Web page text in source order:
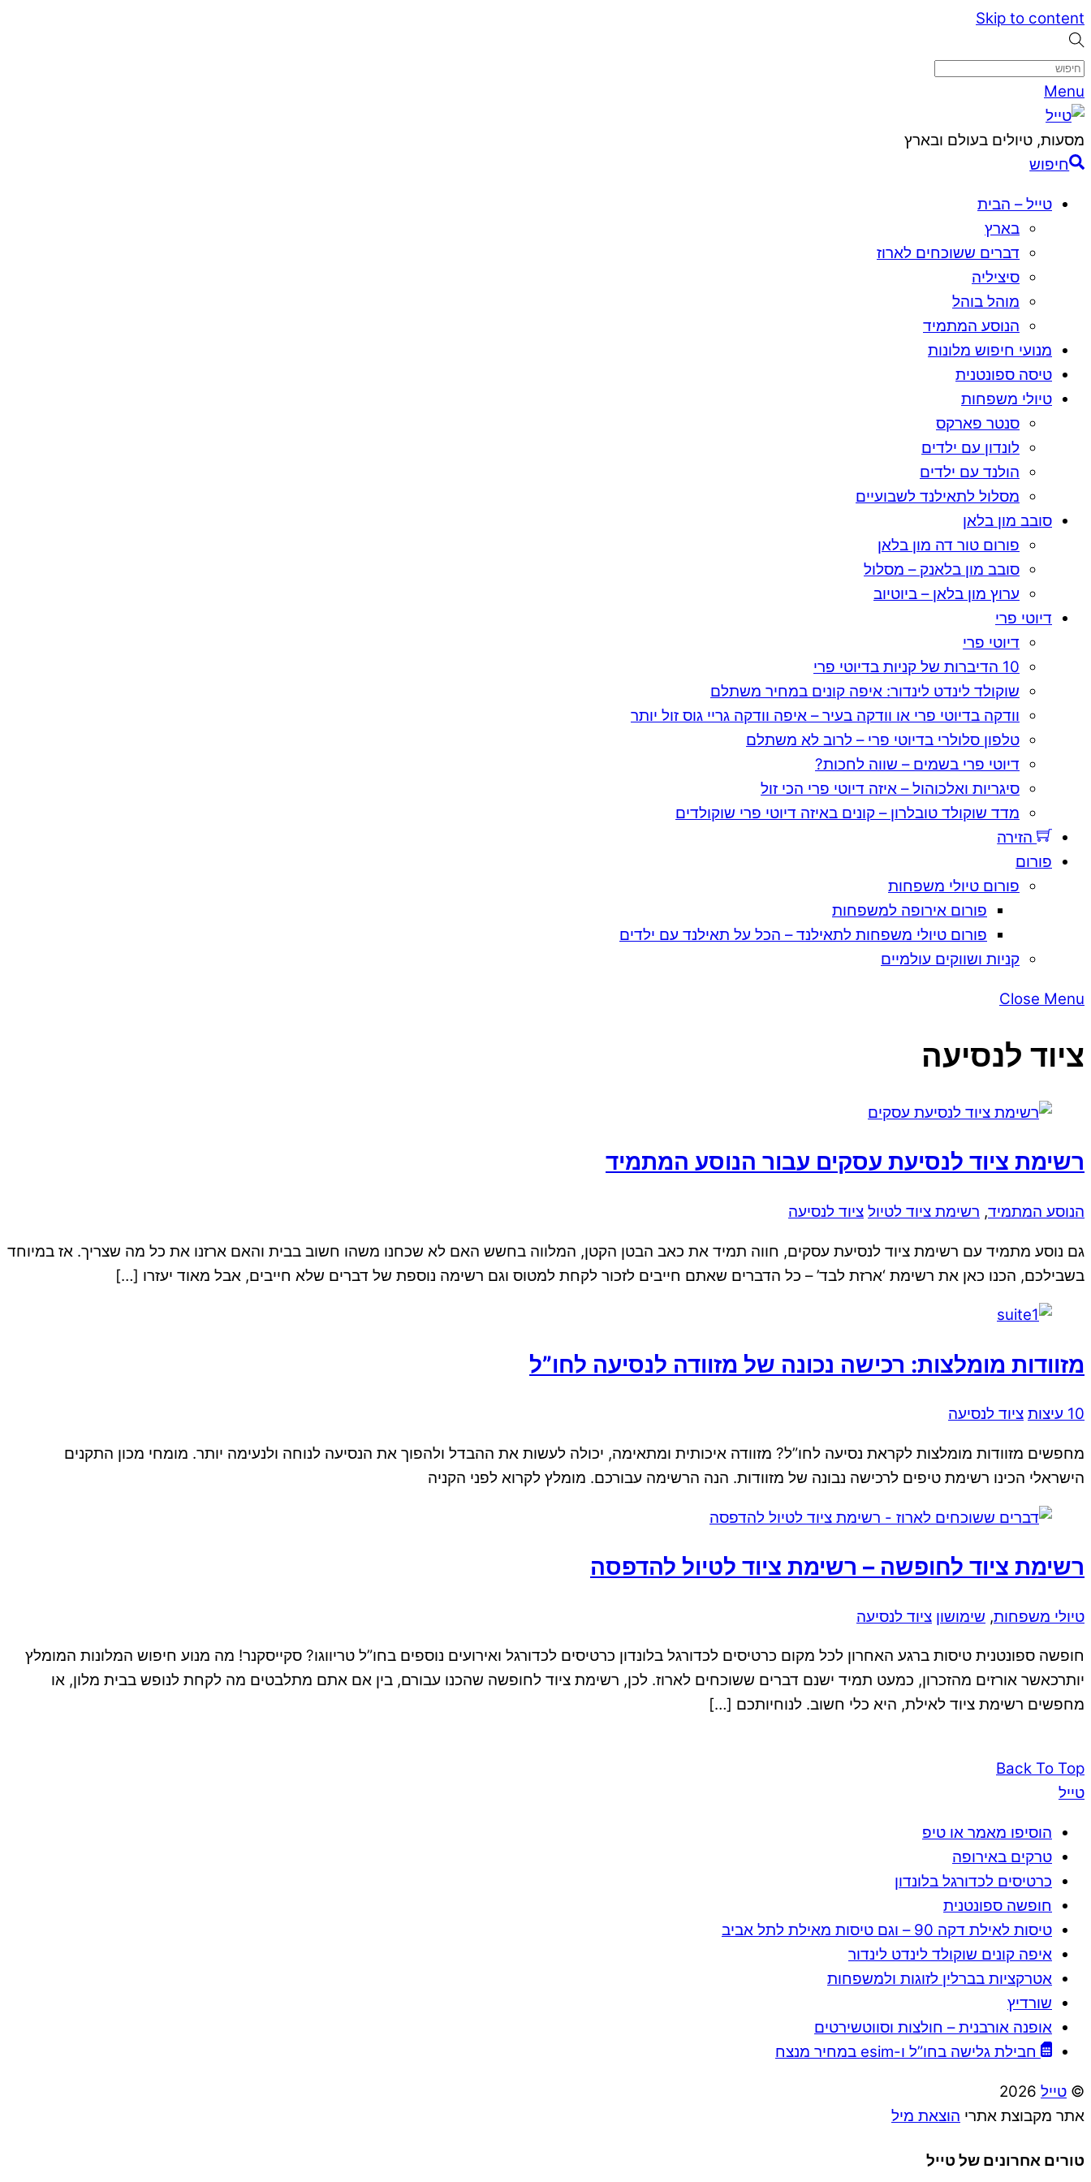
Skip to content
Menu
מסעות, טיולים בעולם ובארץ
חיפוש
טייל – הבית
בארץ
דברים ששוכחים לארוז
סיציליה
מוהל בוהל
הנוסע המתמיד
מנועי חיפוש מלונות
טיסה ספונטנית
טיולי משפחות
סנטר פארקס
לונדון עם ילדים
הולנד עם ילדים
מסלול לתאילנד לשבועיים
סובב מון בלאן
פורום טור דה מון בלאן
סובב מון בלאנק – מסלול
ערוץ מון בלאן – ביוטיוב
דיוטי פרי
דיוטי פרי
10 הדיברות של קניות בדיוטי פרי
שוקולד לינדט לינדור: איפה קונים במחיר משתלם
וודקה בדיוטי פרי או וודקה בעיר – איפה וודקה גריי גוס זול יותר
טלפון סלולרי בדיוטי פרי – לרוב לא משתלם
דיוטי פרי בשמים – שווה לחכות?
סיגריות ואלכוהול – איזה דיוטי פרי הכי זול
מדד שוקולד טובלרון – קונים באיזה דיוטי פרי שוקולדים
הזירה
פורום
פורום טיולי משפחות
פורום אירופה למשפחות
פורום טיולי משפחות לתאילנד – הכל על תאילנד עם ילדים
קניות ושווקים עולמיים
Close Menu
ציוד לנסיעה
רשימת ציוד לנסיעת עסקים עבור הנוסע המתמיד
הנוסע המתמיד, רשימת ציוד לטיול ציוד לנסיעה
גם נוסע מתמיד עם רשימת ציוד לנסיעת עסקים, חווה תמיד את כאב הבטן הקטן, המלווה בחשש האם לא שכחנו משהו חשוב בבית והאם ארזנו את כל מה שצריך. אז במיוחד
בשבילכם, הכנו כאן את רשימת ‘ארזת לבד’ – כל הדברים שאתם חייבים לזכור לקחת למטוס וגם רשימה נוספת של דברים שלא חייבים, אבל מאוד יעזרו […]
מזוודות מומלצות: רכישה נכונה של מזוודה לנסיעה לחו”ל
10 עיצות ציוד לנסיעה
מחפשים מזוודות מומלצות לקראת נסיעה לחו”ל? מזוודה איכותית ומתאימה, יכולה לעשות את ההבדל ולהפוך את הנסיעה לנוחה ולנעימה יותר. מומחי מכון התקנים
הישראלי הכינו רשימת טיפים לרכישה נבונה של מזוודות. הנה הרשימה עבורכם. מומלץ לקרוא לפני הקניה
רשימת ציוד לחופשה – רשימת ציוד לטיול להדפסה
טיולי משפחות, שימושון ציוד לנסיעה
חופשה ספונטנית טיסות ברגע האחרון לכל מקום כרטיסים לכדורגל בלונדון כרטיסים לכדורגל ואירועים נוספים בחו”ל טריווגו? סקייסקנר! מה מנוע חיפוש המלונות המומלץ
יותרכאשר אורזים מהזכרון, כמעט תמיד ישנם דברים ששוכחים לארוז. לכן, רשימת ציוד לחופשה שהכנו עבורם, בין אם אתם מתלבטים מה לקחת לנופש בבית מלון, או
מחפשים רשימת ציוד לאילת, היא כלי חשוב. לנוחיותכם […]
Back To Top
טייל
הוסיפו מאמר או טיפ
טרקים באירופה
כרטיסים לכדורגל בלונדון
חופשה ספונטנית
טיסות לאילת דקה 90 – וגם טיסות מאילת לתל אביב
איפה קונים שוקולד לינדט לינדור
אטרקציות בברלין לזוגות ולמשפחות
שורדיץ
אופנה אורבנית – חולצות וסווטשירטים
חבילת גלישה בחו”ל ו-esim במחיר מנצח
© טייל
אתר מקבוצת אתרי הוצאת מיל
טורים אחרונים של טייל